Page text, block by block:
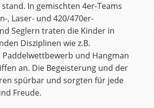
stand. In gemischten 4er-Teams
, Laser- und 420/470er-
Seglern traten die Kinder in
Disziplinen wie z.B.
und Hangman
an. Die Begeisterung und der
spürbar und sorgten für jede
Freude.